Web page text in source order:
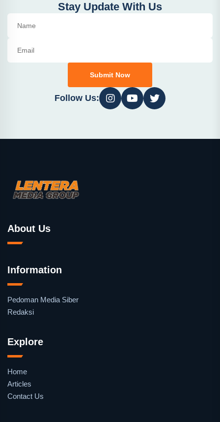
Stay Update With Us
Submit Now
Follow Us:
About Us
Information
Pedoman Media Siber
Redaksi
Explore
Home
Articles
Contact Us